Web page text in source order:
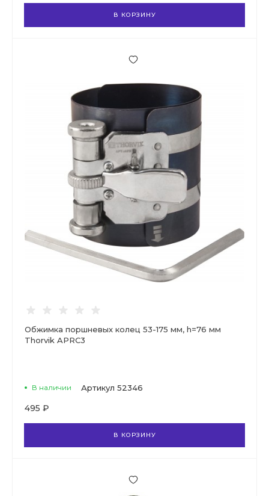
В КОРЗИНУ
Обжимка поршневых колец 53-175 мм, h=76 мм
Thorvik APRC3
В наличии Артикул 52346
495 ₽
В КОРЗИНУ